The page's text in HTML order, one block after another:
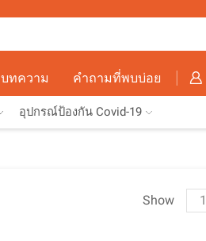
บทความ คำถามที่พบบ่อย
อุปกรณ์ป้องกัน Covid-19
Show